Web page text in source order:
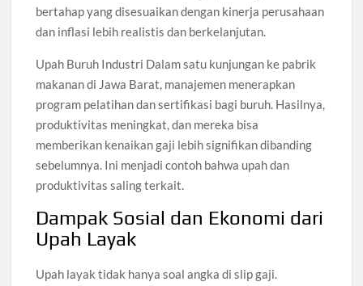
bertahap yang disesuaikan dengan kinerja perusahaan
dan inflasi lebih realistis dan berkelanjutan.
Upah Buruh Industri Dalam satu kunjungan ke pabrik
makanan di Jawa Barat, manajemen menerapkan
program pelatihan dan sertifikasi bagi buruh. Hasilnya,
produktivitas meningkat, dan mereka bisa
memberikan kenaikan gaji lebih signifikan dibanding
sebelumnya. Ini menjadi contoh bahwa upah dan
produktivitas saling terkait.
Dampak Sosial dan Ekonomi dari
Upah Layak
Upah layak tidak hanya soal angka di slip gaji.